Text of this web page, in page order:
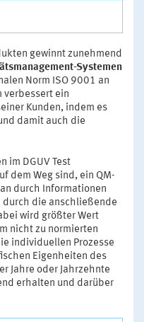
gewinnt zunehmend
Systemen
Norm ISO 9001 an
verbessert ein
Kunden, indem es
damit auch die
im DGUV Test
dem Weg sind, ein QM-
durch Informationen
durch die anschließende
wird größter Wert
nicht zu normierten
individuellen Prozesse
Eigenheiten des
Jahre oder Jahrzehnte
erhalten und darüber